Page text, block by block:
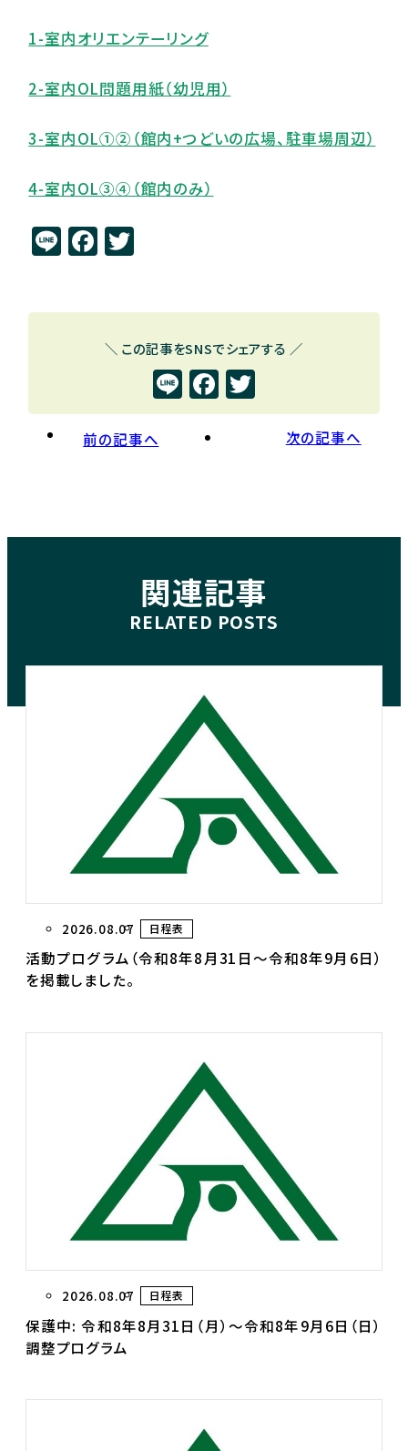
1-室内オリエンテーリング
2-室内OL問題用紙（幼児用）
3-室内OL①②（館内+つどいの広場、駐車場周辺）
4-室内OL③④（館内のみ）
Li
n
F
a
b
o
k
e
＼ この記事をSNSでシェアする ／
LineFacebook
Twitter
前の記事へ 次の記事へ
関連記事
2026.08.07 日程表
活動プログラム（令和8年8月31日～令和8年9月6日）
を掲載しました。
2026.08.07 日程表
保護中: 令和8年8月31日（月）～令和8年9月6日（日）
調整プログラム